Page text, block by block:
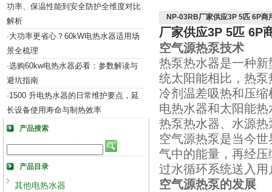
功率、保温性能到安全防护全维度对比
解析
·大功率更省心？60kW电热水器适用场
景全梳理
·选购60kw电热水器必看：参数解读与
避坑指南
·1500 升电热水器的日常维护要点，延
长设备使用寿命与制热效率
产品搜索
产品目录
其他电热水器
NP-03RB厂家供应3P 5匹 6P商
厂家供应3P 5匹 6P
空气源热泵技术
热泵热水器是一种
统太阳能相比，热
冷剂温差吸热和压
电热水器和太阳能
热泵热水器、水源
空气源热泵是当今
气中的能量，再经
过水循环系统送入
空气源热泵的发展